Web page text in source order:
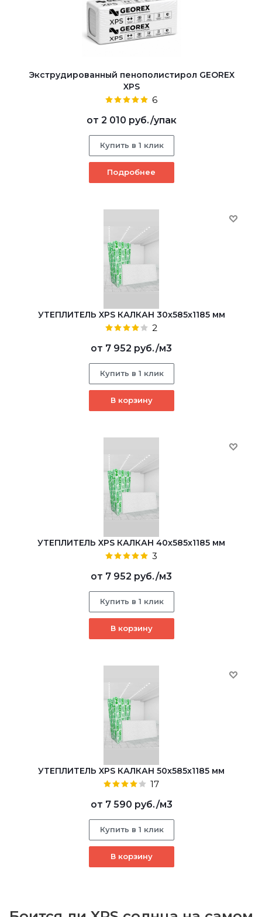
Экструдированный пенополистирол GEOREX
XPS
6
от 2 010 руб./упак
Купить в 1 клик
Подробнее
УТЕПЛИТЕЛЬ XPS КАЛКАН 30х585х1185 мм
2
от 7 952 руб./м3
Купить в 1 клик
В корзину
УТЕПЛИТЕЛЬ XPS КАЛКАН 40х585х1185 мм
3
от 7 952 руб./м3
Купить в 1 клик
В корзину
УТЕПЛИТЕЛЬ XPS КАЛКАН 50х585х1185 мм
17
от 7 590 руб./м3
Купить в 1 клик
В корзину